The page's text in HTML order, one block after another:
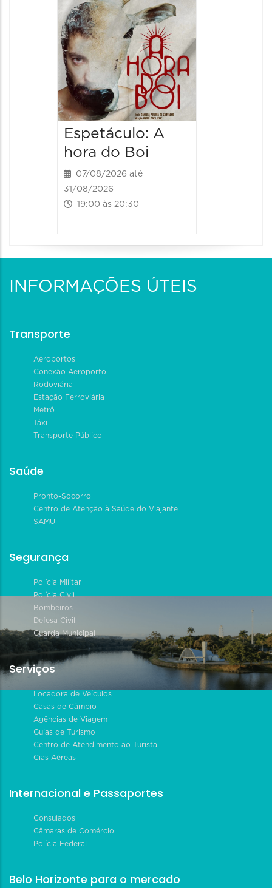
Espetáculo: A
hora do Boi
07/08/2026 até
31/08/2026
19:00 às 20:30
INFORMAÇÕES ÚTEIS
Transporte
Aeroportos
Conexão Aeroporto
Rodoviária
Estação Ferroviária
Metrô
Táxi
Transporte Público
Saúde
Pronto-Socorro
Centro de Atenção à Saúde do Viajante
SAMU
Segurança
Polícia Militar
Polícia Civil
Bombeiros
Defesa Civil
Guarda Municipal
Serviços
Locadora de Veículos
Casas de Câmbio
Agências de Viagem
Guias de Turismo
Centro de Atendimento ao Turista
Cias Aéreas
Internacional e Passaportes
Consulados
Câmaras de Comércio
Polícia Federal
Belo Horizonte para o mercado